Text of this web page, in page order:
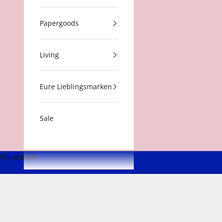
Papergoods
Living
Eure Lieblingsmarken
Sale
Warenkorb